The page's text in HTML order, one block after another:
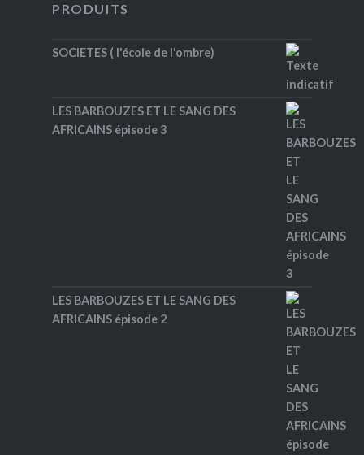
PRODUITS
SOCIETES ( l'école de l'ombre)
LES BARBOUZES ET LE SANG DES
AFRICAINS épisode 3
LES BARBOUZES ET LE SANG DES
AFRICAINS épisode 2